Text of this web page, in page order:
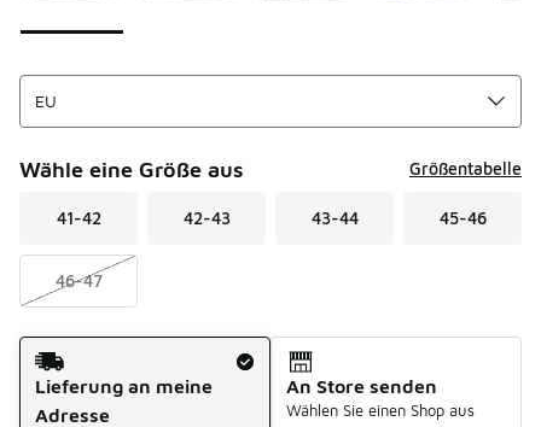
Wähle eine Größe aus Größentabelle
41-42 42-43 43-44 45-46
46-47
Versandart
Lieferung an meine
Adresse
An Store senden
Wählen Sie einen Shop aus